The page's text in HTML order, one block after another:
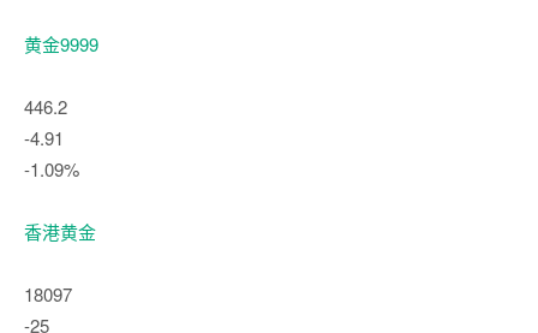
黄金9999
446.2
-4.91
-1.09%
香港黄金
18097
-25